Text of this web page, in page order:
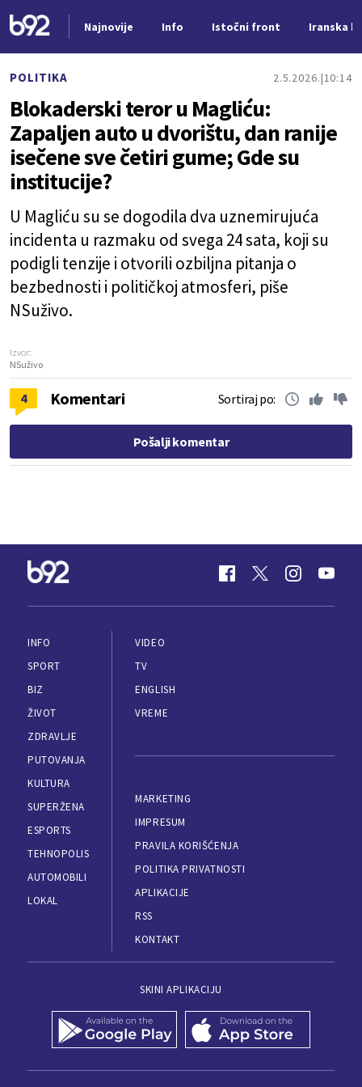
Najnovije Info Istočni front Iranska
POLITIKA 2.5.2026. 10:14
Blokaderski teror u Magliću:
Zapaljen auto u dvorištu, dan ranije
isečene sve četiri gume; Gde su
institucije?
U Magliću su se dogodila dva uznemirujuća
incidenta u razmaku od svega 24 sata, koji su
podigli tenzije i otvorili ozbiljna pitanja o
bezbednosti i političkoj atmosferi, piše
NSuživo.
Izvor:
NSuživo
4 Komentari Sortiraj po:
Pošalji komentar
INFO
SPORT
BIZ
ŽIVOT
ZDRAVLJE
PUTOVANJA
KULTURA
SUPERŽENA
ESPORTS
TEHNOPOLIS
AUTOMOBILI
LOKAL
VIDEO
TV
ENGLISH
VREME
MARKETING
IMPRESUM
PRAVILA KORIŠĆENJA
POLITIKA PRIVATNOSTI
APLIKACIJE
RSS
KONTAKT
SKINI APLIKACIJU